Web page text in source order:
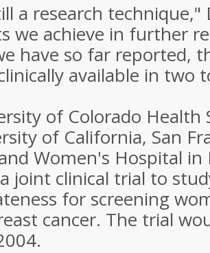
a research
we achieve in further
have so far reported,
available in two
of Colorado Health
of California, San
Women's Hospital in
joint clinical trial to
for screening
cancer. The trial